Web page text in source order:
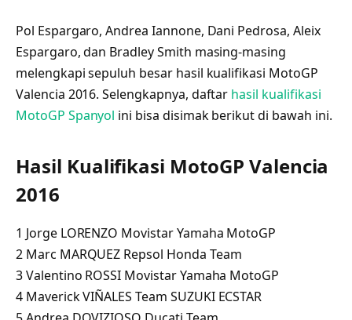
Pol Espargaro, Andrea Iannone, Dani Pedrosa, Aleix
Espargaro, dan Bradley Smith masing-masing
melengkapi sepuluh besar hasil kualifikasi MotoGP
Valencia 2016. Selengkapnya, daftar hasil kualifikasi
MotoGP Spanyol ini bisa disimak berikut di bawah ini.
Hasil Kualifikasi MotoGP Valencia
2016
1 Jorge LORENZO Movistar Yamaha MotoGP
2 Marc MARQUEZ Repsol Honda Team
3 Valentino ROSSI Movistar Yamaha MotoGP
4 Maverick VIÑALES Team SUZUKI ECSTAR